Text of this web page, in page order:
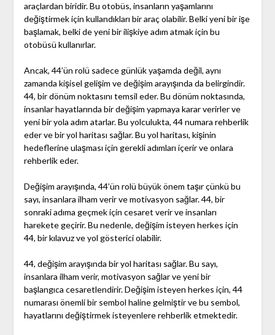
araçlardan biridir. Bu otobüs, insanların yaşamlarını
değiştirmek için kullandıkları bir araç olabilir. Belki yeni bir işe
başlamak, belki de yeni bir ilişkiye adım atmak için bu
otobüsü kullanırlar.
Ancak, 44’ün rolü sadece günlük yaşamda değil, aynı
zamanda kişisel gelişim ve değişim arayışında da belirgindir.
44, bir dönüm noktasını temsil eder. Bu dönüm noktasında,
insanlar hayatlarında bir değişim yapmaya karar verirler ve
yeni bir yola adım atarlar. Bu yolculukta, 44 numara rehberlik
eder ve bir yol haritası sağlar. Bu yol haritası, kişinin
hedeflerine ulaşması için gerekli adımları içerir ve onlara
rehberlik eder.
Değişim arayışında, 44’ün rolü büyük önem taşır çünkü bu
sayı, insanlara ilham verir ve motivasyon sağlar. 44, bir
sonraki adıma geçmek için cesaret verir ve insanları
harekete geçirir. Bu nedenle, değişim isteyen herkes için
44, bir kılavuz ve yol gösterici olabilir.
44, değişim arayışında bir yol haritası sağlar. Bu sayı,
insanlara ilham verir, motivasyon sağlar ve yeni bir
başlangıca cesaretlendirir. Değişim isteyen herkes için, 44
numarası önemli bir sembol haline gelmiştir ve bu sembol,
hayatlarını değiştirmek isteyenlere rehberlik etmektedir.